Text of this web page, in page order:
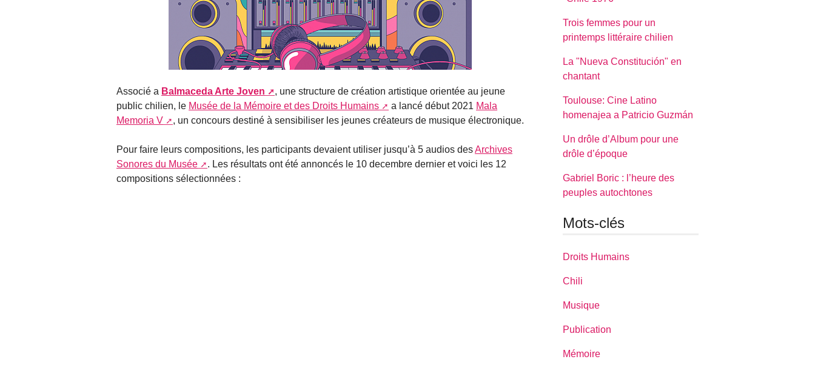
Associé a Balmaceda Arte Joven
, une structure de création artistique orientée au jeune
public chilien, le Musée de la Mémoire et des Droits Humains a lancé début 2021 Mala
Memoria V
, un concours destiné à sensibiliser les jeunes créateurs de musique électronique.
Pour faire leurs compositions, les participants devaient utiliser jusqu’à 5 audios desArchives
Sonores du Musée
. Les résultats ont été annoncés le 10 decembre dernier et voici les 12
compositions sélectionnées :
Trois femmes pour un
printemps littéraire chilien
La "Nueva Constitución" en
chantant
Toulouse: Cine Latino
homenajea a Patricio Guzmán
Un drôle d’Album pour une
drôle d’époque
Gabriel Boric : l’heure des
peuples autochtones
Mots-clés
Droits Humains
Chili
Musique
Publication
Mémoire